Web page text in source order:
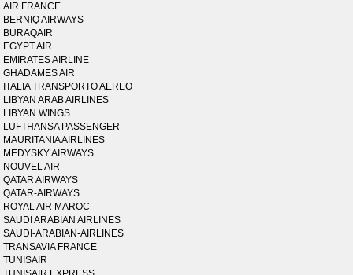
AIR FRANCE
BERNIQ AIRWAYS
BURAQAIR
EGYPT AIR
EMIRATES AIRLINE
GHADAMES AIR
ITALIA TRANSPORTO AEREO
LIBYAN ARAB AIRLINES
LIBYAN WINGS
LUFTHANSA PASSENGER
MAURITANIA AIRLINES
MEDYSKY AIRWAYS
NOUVEL AIR
QATAR AIRWAYS
QATAR-AIRWAYS
ROYAL AIR MAROC
SAUDI ARABIAN AIRLINES
SAUDI-ARABIAN-AIRLINES
TRANSAVIA FRANCE
TUNISAIR